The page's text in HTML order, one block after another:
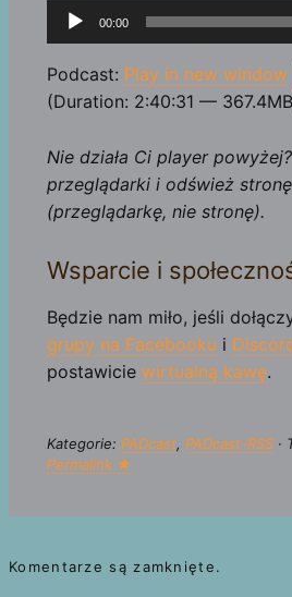
Odtwarzacz
plików
dźwiękowych
00:00
Podcast: Play in new window|
(Duration: 2:40:31 —
Nie działa Ci player
przeglądarki i odśwież
(przeglądarkę, nie stronę).
Wsparcie i
Będzie nam miło, jeśli
grupy na Facebooku i
postawicie wirtualną kawę.
Kategorie: PADcast, PADcast-RSS·
Permalink ★
Komentarze są zamknięte.